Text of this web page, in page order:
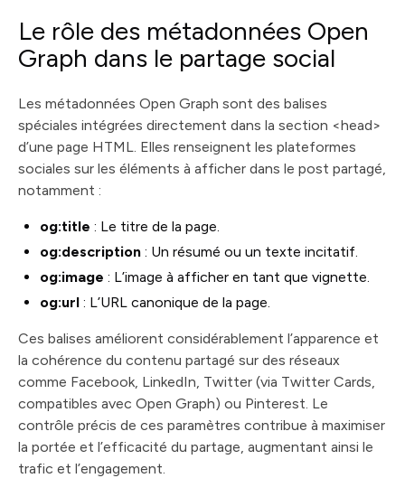
Le rôle des métadonnées Open
Graph dans le partage social
Les métadonnées Open Graph sont des balises
spéciales intégrées directement dans la section <head>
d’une page HTML. Elles renseignent les plateformes
sociales sur les éléments à afficher dans le post partagé,
notamment :
og:title : Le titre de la page.
og:description : Un résumé ou un texte incitatif.
og:image : L’image à afficher en tant que vignette.
og:url : L’URL canonique de la page.
Ces balises améliorent considérablement l’apparence et
la cohérence du contenu partagé sur des réseaux
comme Facebook, LinkedIn, Twitter (via Twitter Cards,
compatibles avec Open Graph) ou Pinterest. Le
contrôle précis de ces paramètres contribue à maximiser
la portée et l’efficacité du partage, augmentant ainsi le
trafic et l’engagement.